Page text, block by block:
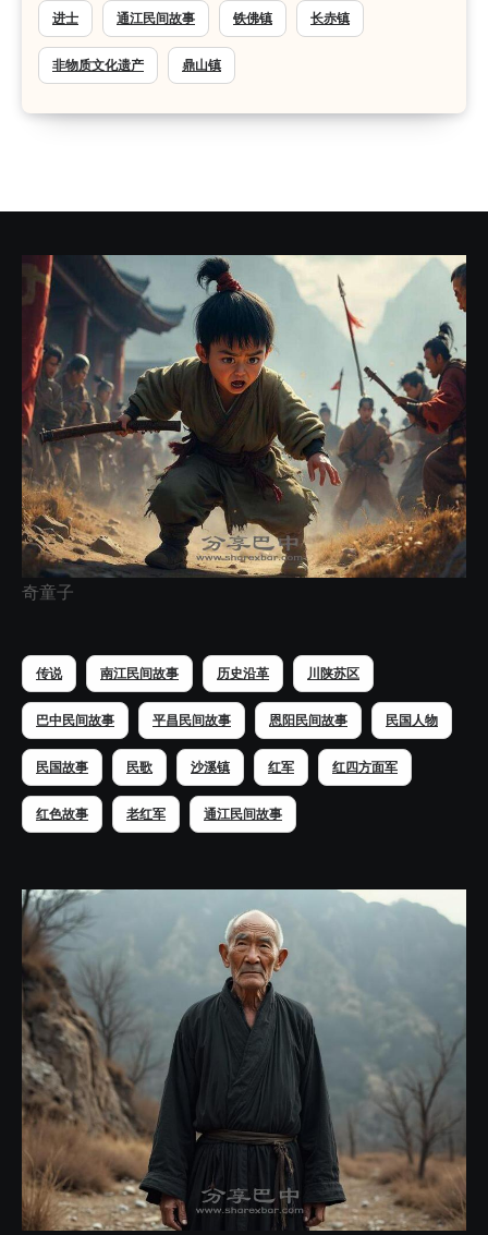
进士 通江民间故事 铁佛镇 长赤镇
非物质文化遗产 鼎山镇
奇童子
传说 南江民间故事 历史沿革 川陕苏区
巴中民间故事 平昌民间故事 恩阳民间故事 民国人物
民国故事 民歌 沙溪镇 红军 红四方面军
红色故事 老红军 通江民间故事